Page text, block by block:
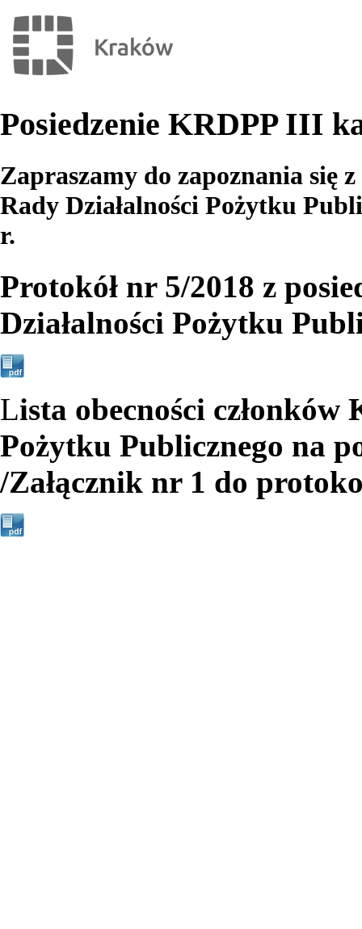
Posiedzenie KRDPP III
Zapraszamy do zapoznania się
Rady Działalności Pożytku
r.
Protokół nr 5/2018 z
Działalności Pożytku
Lista obecności
Pożytku Publicznego na
/Załącznik nr 1 do